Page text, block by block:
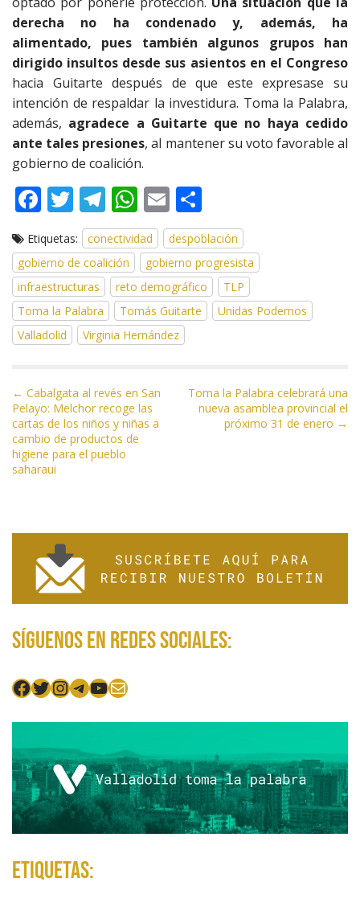
derecha no ha condenado y, además, ha
alimentado, pues también algunos grupos han
dirigido insultos desde sus asientos en el Congreso
hacia Guitarte después de que este expresase su
intención de respaldar la investidura. Toma la Palabra,
además, agradece a Guitarte que no haya cedido
ante tales presiones, al mantener su voto favorable al
gobierno de coalición.
F
e
b
o
o
k
T
w
itt
er
T
el
e
gr
a
m
W
h
at
s
A
p
p
E
m
ai
l
o
m
p
ar
ti
Etiquetas: conectividad
despoblación
gobierno de coalición
gobierno progresista
infraestructuras
reto demográfico
TLP
Toma la Palabra
Tomás Guitarte
Unidas Podemos
Valladolid
Virginia Hernández
N
a
v
e
g
i
d
e
e
t
a
d
a
s
← Cabalgata al revés en San
Pelayo: Melchor recoge las
cartas de los niños y niñas a
cambio de productos de
higiene para el pueblo
saharaui
Toma la Palabra celebrará una
nueva asamblea provincial el
próximo 31 de enero →
Síguenos en redes sociales:
Facebook
Twitter
Instagram
Telegram
YouTube
Mail
Etiquetas: